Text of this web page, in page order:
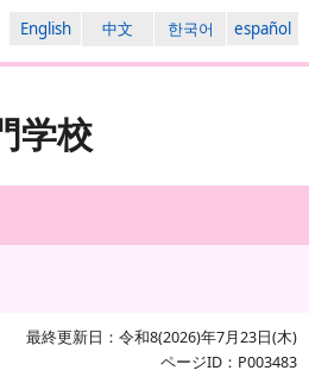
English 中文 한국어 español
学校
最終更新日：令和8(2026)年7月23日(木)
ページID：P003483